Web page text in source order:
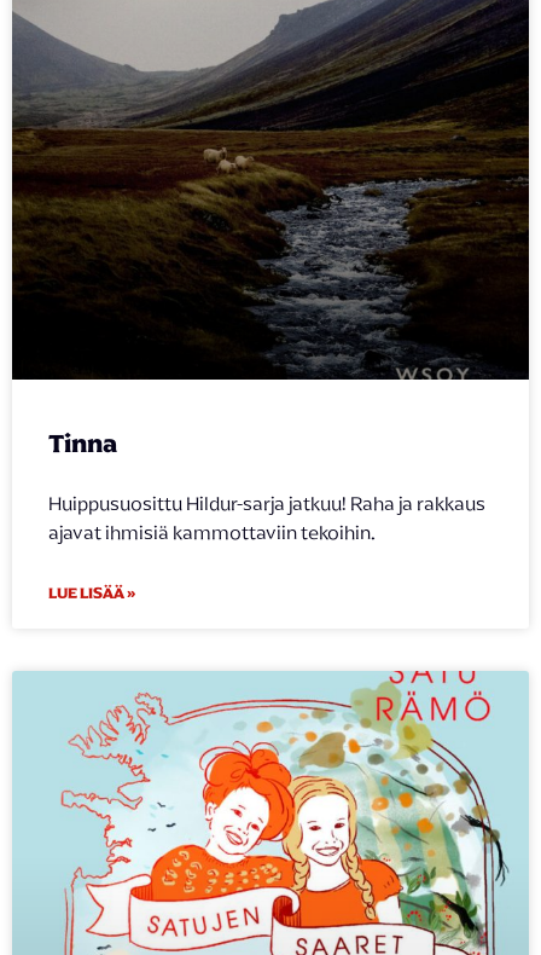
Tinna
Huippusuosittu Hildur-sarja jatkuu! Raha ja rakkaus
ajavat ihmisiä kammottaviin tekoihin.
LUE LISÄÄ »